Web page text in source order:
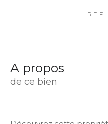
REF
a propos
de ce bien